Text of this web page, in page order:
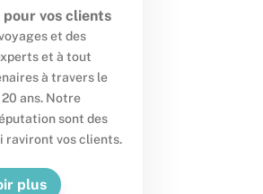
vos clients
et des
et à tout
à travers le
ans. Notre
sont des
raviront vos clients.
plus